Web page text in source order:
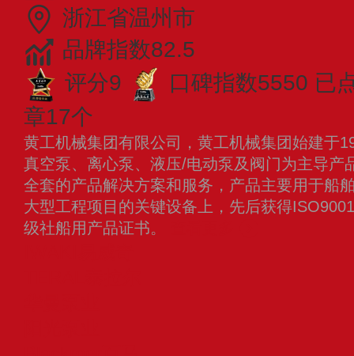
浙江省温州市
品牌指数82.5
评分9
口碑指数5550 已
章17个
黄工机械集团有限公司，黄工机械集团始建于
真空泵、离心泵、液压/电动泵及阀门为主导产
全套的产品解决方案和服务，产品主要用于船
大型工程项目的关键设备上，先后获得
级社船用产品证书。